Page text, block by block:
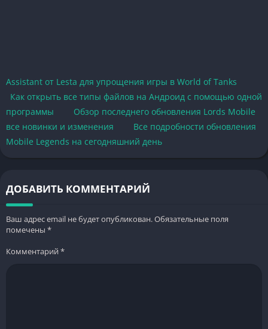
Assistant от Lesta для упрощения игры в World of Tanks
Как открыть все типы файлов на Андроид с помощью одной
программы
Обзор последнего обновления Lords Mobile
все новинки и изменения
Все подробности обновления
Mobile Legends на сегодняшний день
ДОБАВИТЬ КОММЕНТАРИЙ
Ваш адрес email не будет опубликован.Обязательные поля
помечены *
Комментарий*